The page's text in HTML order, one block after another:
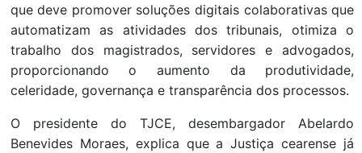
que deve promover soluções digitais colaborativas que
automatizam as atividades dos tribunais, otimiza o
trabalho dos magistrados, servidores e advogados,
proporcionando o aumento da produtividade,
celeridade, governança e transparência dos processos.
O presidente do TJCE, desembargador Abelardo
Benevides Moraes, explica que a Justiça cearense já